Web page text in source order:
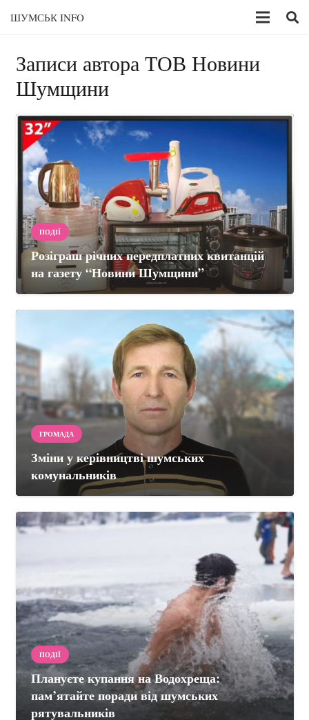
ШУМСЬК INFO
Записи автора ТОВ Новини
Шумщини
ПОДІЇ
Розіграш річних передплатних квитанцій
на газету “Новини Шумщини”
ГРОМАДА
Зміни у керівництві шумських
комунальників
ПОДІЇ
Плануєте купання на Водохреща:
пам’ятайте поради від шумських
рятувальників